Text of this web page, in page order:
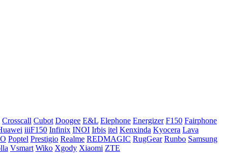
Crosscall Cubot Doogee E&L Elephone Energizer F150 Fairphone
iiiF150 Infinix INOI Irbis itel Kenxinda Kyocera Lava
Poptel Prestigio Realme REDMAGIC RugGear Runbo Samsung
Vsmart Wiko Xgody Xiaomi ZTE